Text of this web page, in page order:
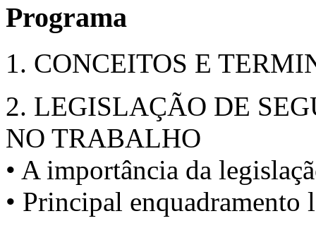
Programa
1. CONCEITOS E
2. LEGISLAÇÃO DE
NO TRABALHO
• A importância da
• Principal enquadramento